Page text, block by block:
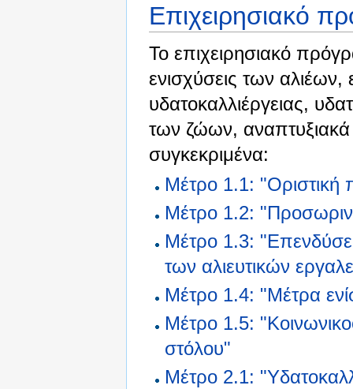
Επιχειρησιακό
Το επιχειρησιακό
ενισχύσεις των
υδατοκαλλιέργειας,
των ζώων, αναπτυξιακά
συγκεκριμένα:
Μέτρο 1.1: "Οριστική
Μέτρο 1.2:
Μέτρο 1.3:
των αλιευτικών
Μέτρο 1.4: "Μέτρα
Μέτρο 1.5:
στόλου"
Μέτρο 2.1: